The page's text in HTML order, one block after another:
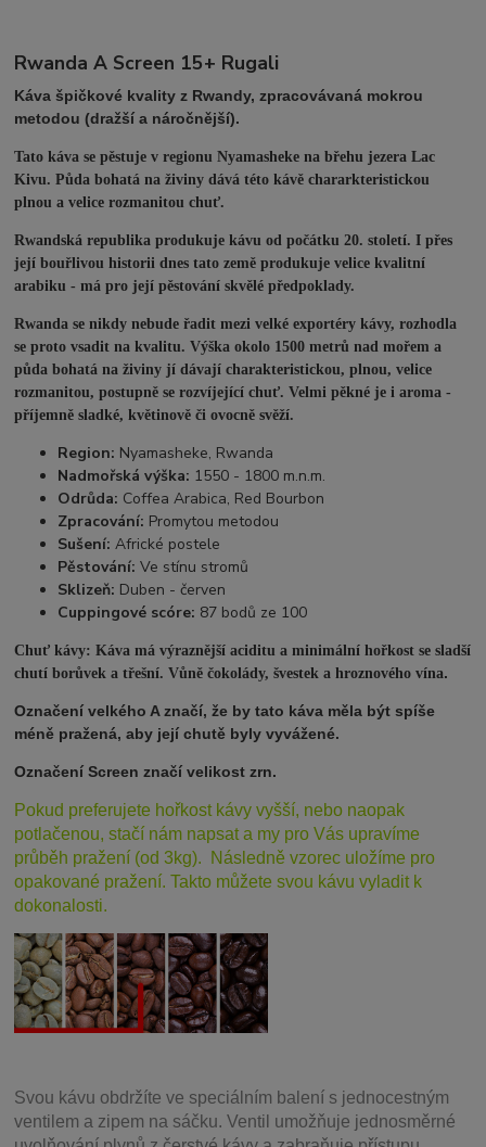
Rwanda A Screen 15+ Rugali
Káva špičkové kvality z Rwandy, zpracovávaná mokrou
metodou (dražší a náročnější).
Tato káva se pěstuje v regionu Nyamasheke na břehu jezera Lac
Kivu. Půda bohatá na živiny dává této kávě chararkteristickou
plnou a velice rozmanitou chuť.
Rwandská republika produkuje kávu od počátku 20. století. I přes
její bouřlivou historii dnes tato země produkuje velice kvalitní
arabiku - má pro její pěstování skvělé předpoklady.
Rwanda se nikdy nebude řadit mezi velké exportéry kávy, rozhodla
se proto vsadit na kvalitu. Výška okolo 1500 metrů nad mořem a
půda bohatá na živiny jí dávají charakteristickou, plnou, velice
rozmanitou, postupně se rozvíjející chuť. Velmi pěkné je i aroma -
příjemně sladké, květinově či ovocně svěží.
Region: Nyamasheke, Rwanda
Nadmořská výška: 1550 - 1800 m.n.m.
Odrůda: Coffea Arabica, Red Bourbon
Zpracování: Promytou metodou
Sušení: Africké postele
Pěstování: Ve stínu stromů
Sklizeň: Duben - červen
Cuppingové scóre: 87 bodů ze 100
Chuť kávy: Káva má výraznější aciditu a minimální hořkost se sladší
chutí borůvek a třešní. Vůně čokolády, švestek a hroznového vína.
Označení velkého A značí, že by tato káva měla být spíše
méně pražená, aby její chutě byly vyvážené.
Označení Screen značí velikost zrn.
Pokud preferujete hořkost kávy vyšší, nebo naopak
potlačenou, stačí nám napsat a my pro Vás upravíme
průběh pražení (od 3kg). Následně vzorec uložíme pro
opakované pražení. Takto můžete svou kávu vyladit k
dokonalosti.
Svou kávu obdržíte ve speciálním balení s jednocestným
ventilem a zipem na sáčku. Ventil umožňuje jednosměrné